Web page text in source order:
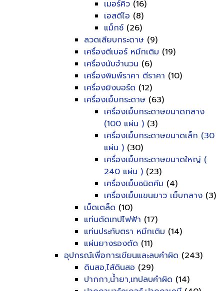
เมอร์คิว (16)
เอสดีไอ (8)
แม็กซ์ (26)
ลวดเสียบกระดาษ (9)
เครื่องตีเบอร์ หมึกเติม (19)
เครื่องนับจำนวน (6)
เครื่องพิมพ์ราคา ตีราคา (10)
เครื่องยิงบอร์ด (12)
เครื่องเย็บกระดาษ (63)
เครื่องเย็บกระดาษขนาดกลาง
(100 แผ่น ) (3)
เครื่องเย็บกระดาษขนาดเล็ก (30
แผ่น ) (30)
เครื่องเย็บกระดาษขนาดใหญ่ (
240 แผ่น ) (23)
เครื่องเย็บชนิดคีม (4)
เครื่องเย็บแขนยาว เย็บกลาง (3)
เบ็ดเตล็ด (10)
แท่นตัดเทปไฟฟ้า (17)
แท่นประทับตรา หมึกเติม (14)
แผ่นยางรองตัด (11)
อุปกรณ์เพื่อการเขียนและลบคำผิด (243)
ดินสอ,ไส้ดินสอ (29)
ปากกา,น้ำยา,เทปลบคำผิด (14)